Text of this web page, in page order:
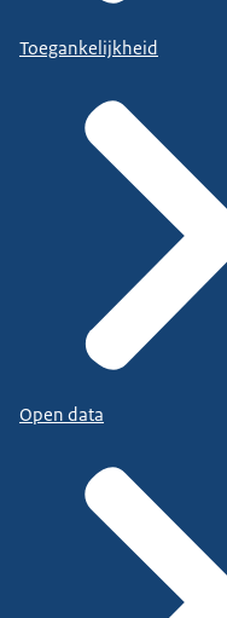
Toegankelijkheid
Open data